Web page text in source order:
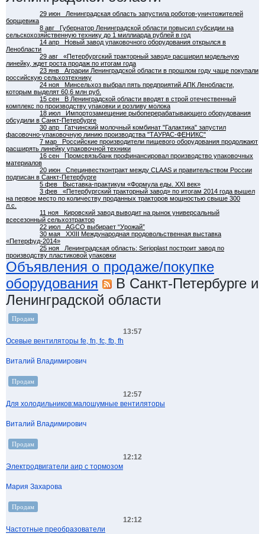
29 июн Ленинградская область запустила роботов-уничтожителей
борщевика
8 авг Губернатор Ленинградской области повысил субсидии на
сельскохозяйственную технику до 1 миллиарда рублей в год
14 апр Новый завод упаковочного оборудования открылся в
Ленобласти
29 авг «Петербургский тракторный завод» расширил модельную
линейку, ждет роста продаж по итогам года
23 янв Аграрии Ленинградской области в прошлом году чаще покупали
российскую сельхозтехнику
24 ноя Минсельхоз выбрал пять предприятий АПК Ленобласти,
которым выделят 60,6 млн руб.
15 сен В Ленинградской области вводят в строй отечественный
комплекс по производству упаковки и розливу молока
18 июл Импортозамещение рыбоперерабатывающего оборудования
обсудили в Санкт-Петербурге
30 апр Гатчинский молочный комбинат "Галактика" запустил
фасовочно-упаковочную линию производства "ТАУРАС-ФЕНИКС"
7 мар Российские производители пищевого оборудования продолжают
расширять линейку упаковочной техники
16 сен Промсвязьбанк профинансировал производство упаковочных
материалов
20 июн Специнвестконтракт между CLAAS и правительством России
подписан в Санкт-Петербурге
5 фев Выставка-практикум «Формула еды. XXI век»
3 фев «Петербургский тракторный завод» по итогам 2014 года вышел
на первое место по количеству проданных тракторов мощностью свыше 300
л.с.
11 ноя Кировский завод выводит на рынок универсальный
всесезонный сельхозтрактор
22 июл AGCO выбирает “Урожай”
30 мая XXIII Международная продовольственная выставка
«Петерфуд-2014»
25 ноя Ленинградская область: Serioplast построит завод по
производству пластиковой упаковки
Объявления о продаже/покупке
оборудования
В Санкт-Петербурге и
Ленинградской области
Продам
13:57
Осевые вентиляторы fe, fn, fc, fb, fh
Виталий Владимирович
Продам
12:57
Для холодильников:малошумные вентиляторы
Виталий Владимирович
Продам
12:12
Электродвигатели аир с тормозом
Мария Захарова
Продам
12:12
Частотные преобразователи